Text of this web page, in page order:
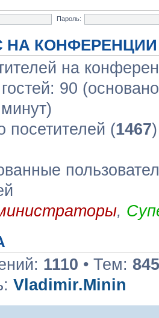
Пароль:
НА КОНФЕРЕНЦИИ
на
90
посетителей (1467
,
1110 • Тем: 845
Vladimir.Minin